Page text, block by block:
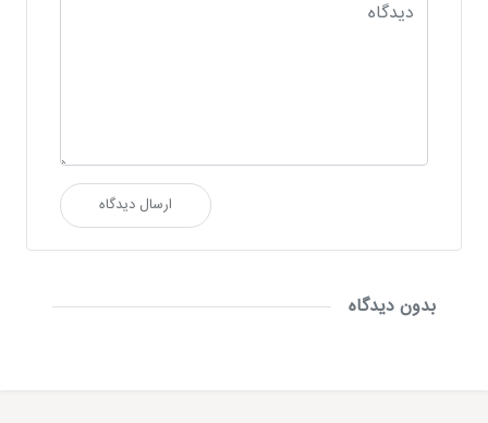
ارسال دیدگاه
بدون دیدگاه